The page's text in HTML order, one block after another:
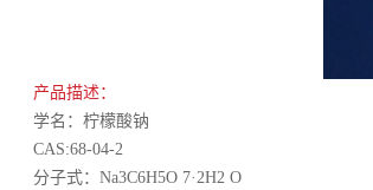
产品描述：
学名：柠檬酸钠
CAS:68-04-2
分子式：Na3C6H5O 7·2H2 O